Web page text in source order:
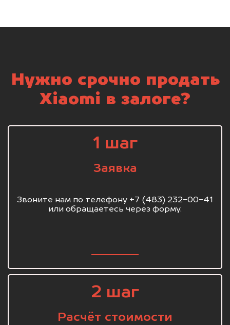
Нужно срочно продать
Xiaomi в залоге?
1 шаг
Заявка
Звоните нам по телефону +7 (483) 232-00-41
или обращаетесь через форму.
2 шаг
Расчёт стоимости